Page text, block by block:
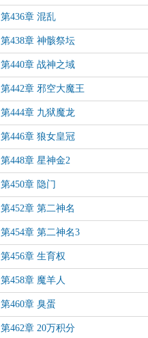
第436章 混乱
第438章 神骸祭坛
第440章 战神之域
第442章 邪空大魔王
第444章 九狱魔龙
第446章 狼女皇冠
第448章 星神金2
第450章 隐门
第452章 第二神名
第454章 第二神名3
第456章 生育权
第458章 魔羊人
第460章 臭蛋
第462章 20万积分